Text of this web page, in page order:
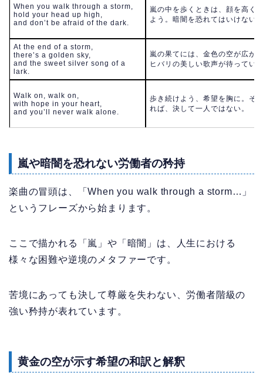
When you walk through a storm,
hold your head up high,
and don’t be afraid of the dark.
嵐の中を歩くときは、顔を高く
よう。暗闇を恐れてはいけない
At the end of a storm,
there’s a golden sky,
and the sweet silver song of a
lark.
嵐の果てには、金色の空が広が
ヒバリの美しい歌声が待ってい
Walk on, walk on,
with hope in your heart,
and you’ll never walk alone.
歩き続けよう、希望を胸に。そ
れば、決して一人ではない。
嵐や暗闇を恐れない労働者の矜持
楽曲の冒頭は、「When you walk through a storm…」
というフレーズから始まります。
ここで描かれる「嵐」や「暗闇」は、人生における
様々な困難や逆境のメタファーです。
苦境にあっても決して尊厳を失わない、労働者階級の
強い矜持が表れています。
黄金の空が示す希望の和訳と解釈